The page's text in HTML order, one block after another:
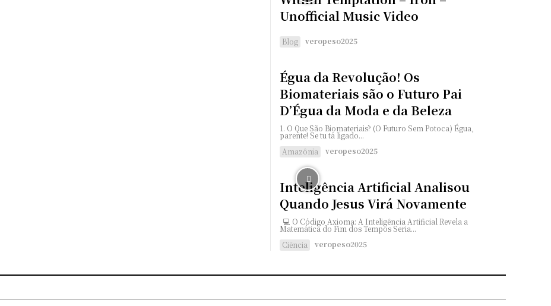
Unofficial Music Video
Blog veropeso2025
Égua da Revolução! Os
Biomateriais são o Futuro Pai
D’Égua da Moda e da Beleza
1. O Que São Biomateriais? (O Futuro Sem Potoca) Égua,
parente! Se tu tá ligado...
Amazônia
veropeso2025
Inteligência Artificial Analisou
Quando Jesus Virá Novamente
Matemática do Fim dos Tempos Seria...
Ciência
veropeso2025